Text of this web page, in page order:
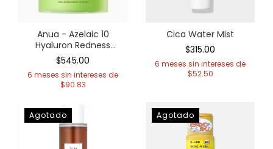
Anua - Azelaic 10
Hyaluron Redness
Soothing Pad
$545.00
6 meses sin intereses de
$90.83
Cica Water Mist
$315.00
6 meses sin intereses de
$52.50
Agotado Agotado